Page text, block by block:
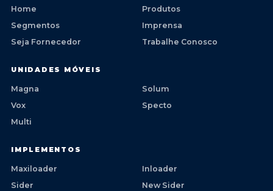
Home
Produtos
Segmentos
Imprensa
Seja Fornecedor
Trabalhe Conosco
UNIDADES MÓVEIS
Magna
Solum
Vox
Specto
Multi
IMPLEMENTOS
Maxiloader
Inloader
Sider
New Sider